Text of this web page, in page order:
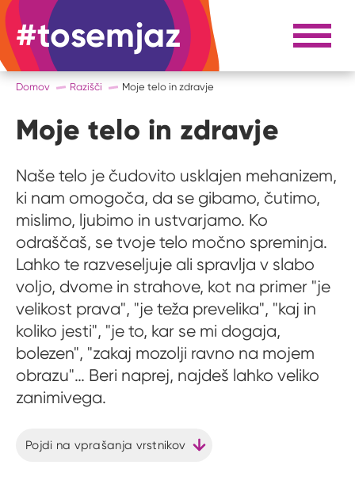
#tosemjaz #to sem jaz Razpri
Domov Razišči Moje telo in zdravje
Moje telo in zdravje
Naše telo je čudovito usklajen mehanizem,
ki nam omogoča, da se gibamo, čutimo,
mislimo, ljubimo in ustvarjamo. Ko
odraščaš, se tvoje telo močno spreminja.
Lahko te razveseljuje ali spravlja v slabo
voljo, dvome in strahove, kot na primer "je
velikost prava", "je teža prevelika", "kaj in
koliko jesti", "je to, kar se mi dogaja,
bolezen", "zakaj mozolji ravno na mojem
obrazu"… Beri naprej, najdeš lahko veliko
zanimivega.
Pojdi na vprašanja vrstnikov